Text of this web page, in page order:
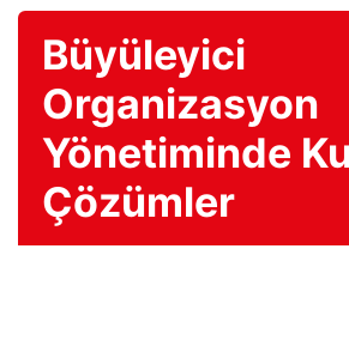
Büyüleyici
Organizasyon
Yönetiminde
Çözümler